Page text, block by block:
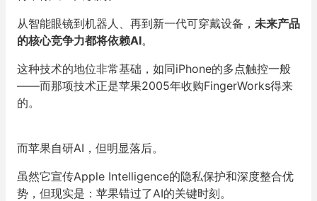
从智能眼镜到机器人、再到新一代可穿戴设备， 未来产品
的核心竞争力都将依赖AI。
这种技术的地位非常基础，如同iPhone的多点触控一般
——而那项技术正是苹果2005年收购FingerWorks得来
的。
而苹果自研AI，但明显落后。
虽然它宣传Apple Intelligence的隐私保护和深度整合优
势，但现实是：苹果错过了AI的关键时刻。